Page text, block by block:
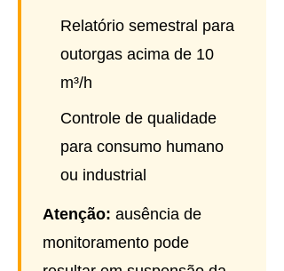
Relatório semestral para
outorgas acima de 10
m³/h
Controle de qualidade
para consumo humano
ou industrial
Atenção: ausência de
monitoramento pode